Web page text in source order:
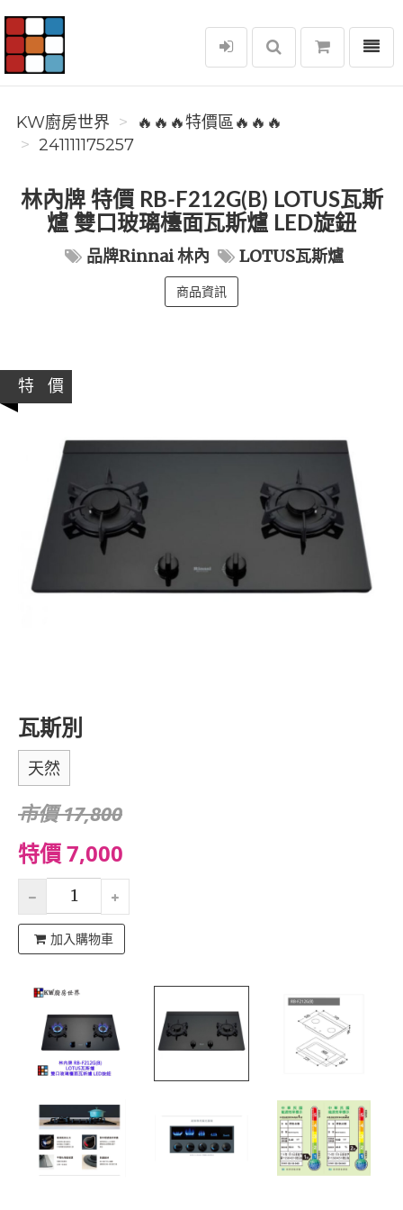
KW廚房世界
選單
KW廚房世界
🔥🔥🔥特價區🔥🔥🔥
241111175257
林內牌 特價 RB-F212G(B) LOTUS瓦斯
爐 雙口玻璃檯面瓦斯爐 LED旋鈕
品牌Rinnai 林內 LOTUS瓦斯爐
商品資訊
特 價
瓦斯別
天然
市價 17,800
特價 7,000
加入購物車